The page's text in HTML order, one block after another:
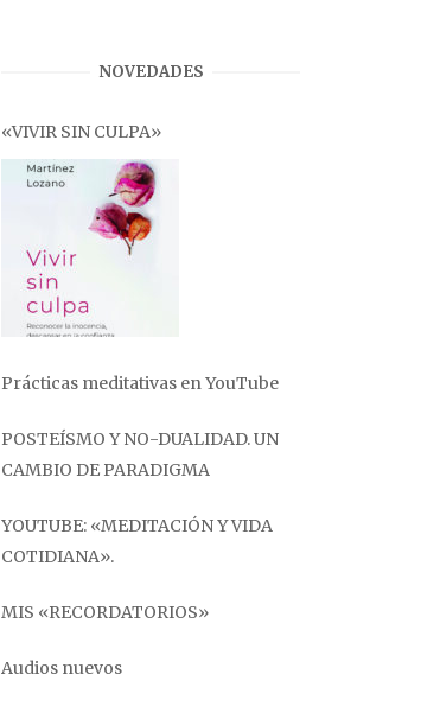
NOVEDADES
«VIVIR SIN CULPA»
Prácticas meditativas en YouTube
POSTEÍSMO Y NO-DUALIDAD. UN
CAMBIO DE PARADIGMA
YOUTUBE: «MEDITACIÓN Y VIDA
COTIDIANA».
MIS «RECORDATORIOS»
Audios nuevos